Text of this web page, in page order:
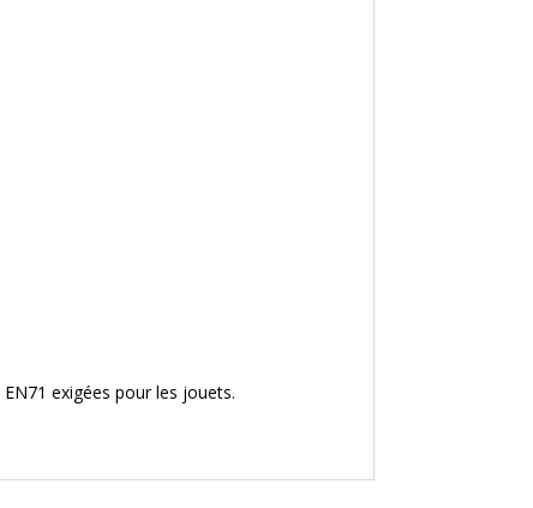
exigées pour les jouets.